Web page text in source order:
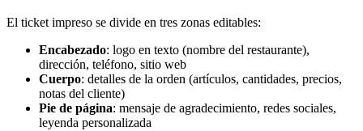
El ticket impreso se divide en tres zonas editables:
Encabezado: logo en texto (nombre del restaurante),
dirección, teléfono, sitio web
Cuerpo: detalles de la orden (artículos, cantidades, precios,
notas del cliente)
Pie de página: mensaje de agradecimiento, redes sociales,
leyenda personalizada